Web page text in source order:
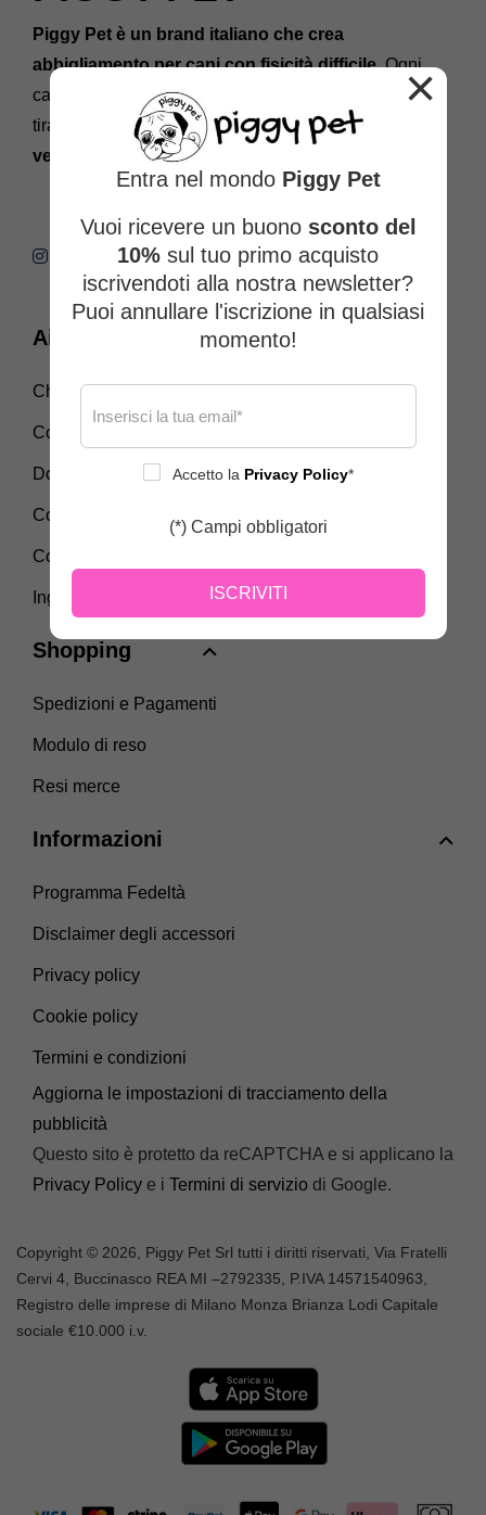
Piggy Pet è un brand italiano che crea
abbigliamento per cani con fisicità difficile.Ogni
capo è progettato per vestire davvero bene, senza
tirare o risultare scomodo.Solo comfort reale e
vestibilità studiata.
Aiuto e contatti
Chi siamo
Contattaci
Domande frequenti
Come si indossa la pettorina
Come scegliere la taglia
Ingrosso
Shopping
Spedizioni e Pagamenti
Modulo di reso
Resi merce
Informazioni
Programma Fedeltà
Disclaimer degli accessori
Privacy policy
Cookie policy
Termini e condizioni
Aggiorna le impostazioni di tracciamento della
pubblicità
Questo sito è protetto da reCAPTCHA e si applicano la
Privacy Policy e i Termini di servizio di Google.
Copyright © 2026, Piggy Pet Srl tutti i diritti riservati, Via Fratelli
Cervi 4, Buccinasco REA MI –2792335, P.IVA 14571540963,
Registro delle imprese di Milano Monza Brianza Lodi Capitale
sociale €10.000 i.v.
×
Entra nel mondo Piggy Pet
Vuoi ricevere un buono sconto del
10% sul tuo primo acquisto
iscrivendoti alla nostra newsletter?
Puoi annullare l'iscrizione in qualsiasi
momento!
Accetto la Privacy Policy*
(*) Campi obbligatori
ISCRIVITI